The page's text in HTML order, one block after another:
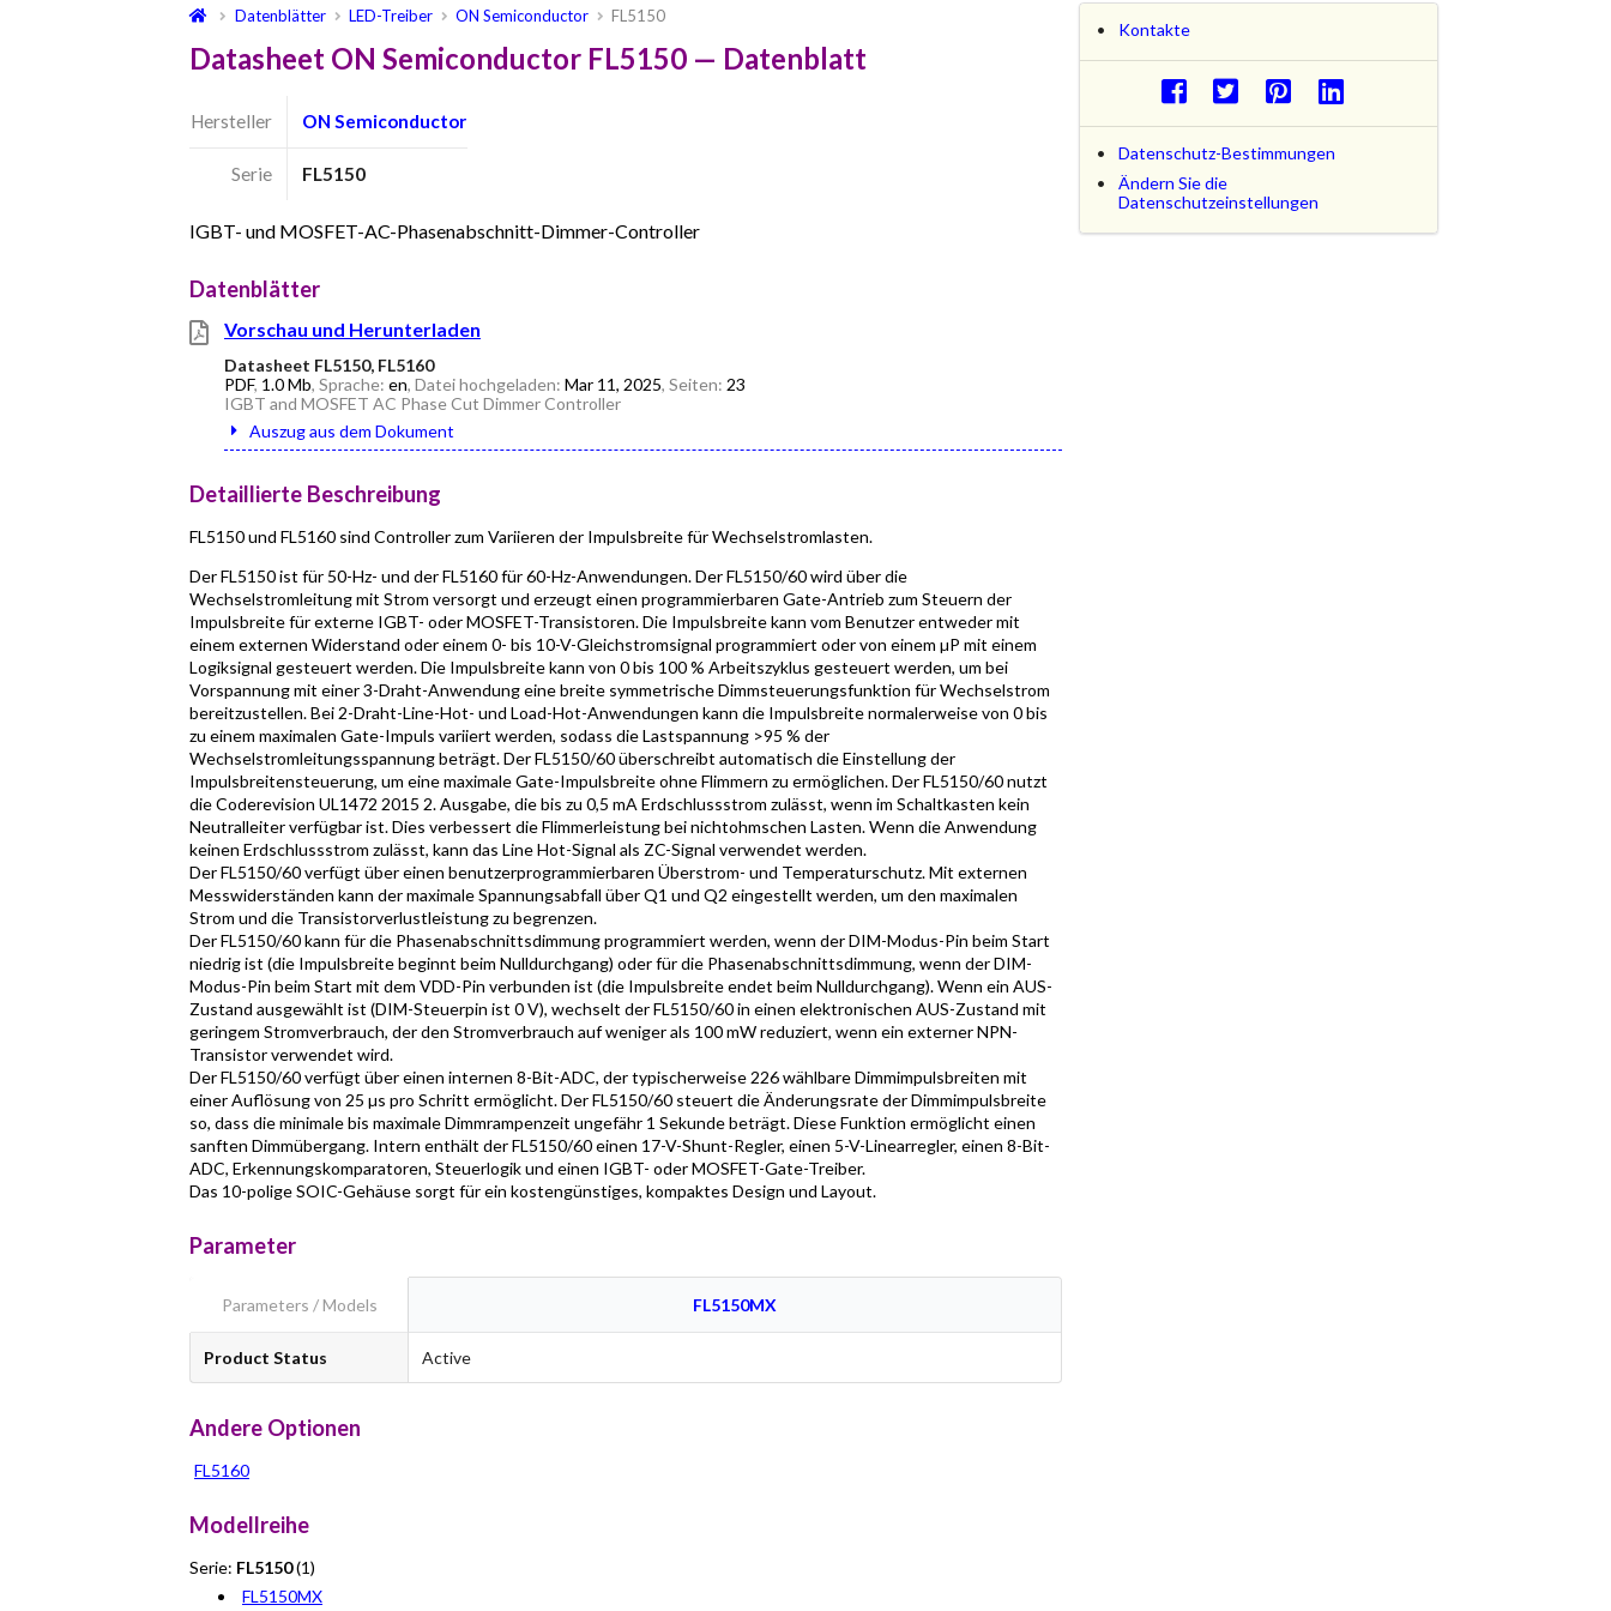
Datenblätter LED-Treiber ON Semiconductor FL5150
Datasheet ON Semiconductor FL5150 — Datenblatt
Hersteller ON Semiconductor
Serie FL5150
IGBT- und MOSFET-AC-Phasenabschnitt-Dimmer-Controller
Datenblätter
Vorschau und Herunterladen
Datasheet FL5150, FL5160
PDF, 1.0 Mb, Sprache: en, Datei hochgeladen: Mar 11, 2025, Seiten: 23
IGBT and MOSFET AC Phase Cut Dimmer Controller
Auszug aus dem Dokument
Detaillierte Beschreibung
FL5150 und FL5160 sind Controller zum Variieren der Impulsbreite für Wechselstromlasten.
Der FL5150 ist für 50-Hz- und der FL5160 für 60-Hz-Anwendungen. Der FL5150/60 wird über die
Wechselstromleitung mit Strom versorgt und erzeugt einen programmierbaren Gate-Antrieb zum Steuern der
Impulsbreite für externe IGBT- oder MOSFET-Transistoren. Die Impulsbreite kann vom Benutzer entweder mit
einem externen Widerstand oder einem 0- bis 10-V-Gleichstromsignal programmiert oder von einem µP mit einem
Logiksignal gesteuert werden. Die Impulsbreite kann von 0 bis 100 % Arbeitszyklus gesteuert werden, um bei
Vorspannung mit einer 3-Draht-Anwendung eine breite symmetrische Dimmsteuerungsfunktion für Wechselstrom
bereitzustellen. Bei 2-Draht-Line-Hot- und Load-Hot-Anwendungen kann die Impulsbreite normalerweise von 0 bis
zu einem maximalen Gate-Impuls variiert werden, sodass die Lastspannung >95 % der
Wechselstromleitungsspannung beträgt. Der FL5150/60 überschreibt automatisch die Einstellung der
Impulsbreitensteuerung, um eine maximale Gate-Impulsbreite ohne Flimmern zu ermöglichen. Der FL5150/60 nutzt
die Coderevision UL1472 2015 2. Ausgabe, die bis zu 0,5 mA Erdschlussstrom zulässt, wenn im Schaltkasten kein
Neutralleiter verfügbar ist. Dies verbessert die Flimmerleistung bei nichtohmschen Lasten. Wenn die Anwendung
keinen Erdschlussstrom zulässt, kann das Line Hot-Signal als ZC-Signal verwendet werden.
Der FL5150/60 verfügt über einen benutzerprogrammierbaren Überstrom- und Temperaturschutz. Mit externen
Messwiderständen kann der maximale Spannungsabfall über Q1 und Q2 eingestellt werden, um den maximalen
Strom und die Transistorverlustleistung zu begrenzen.
Der FL5150/60 kann für die Phasenabschnittsdimmung programmiert werden, wenn der DIM-Modus-Pin beim Start
niedrig ist (die Impulsbreite beginnt beim Nulldurchgang) oder für die Phasenabschnittsdimmung, wenn der DIM-
Modus-Pin beim Start mit dem VDD-Pin verbunden ist (die Impulsbreite endet beim Nulldurchgang). Wenn ein AUS-
Zustand ausgewählt ist (DIM-Steuerpin ist 0 V), wechselt der FL5150/60 in einen elektronischen AUS-Zustand mit
geringem Stromverbrauch, der den Stromverbrauch auf weniger als 100 mW reduziert, wenn ein externer NPN-
Transistor verwendet wird.
Der FL5150/60 verfügt über einen internen 8-Bit-ADC, der typischerweise 226 wählbare Dimmimpulsbreiten mit
einer Auflösung von 25 µs pro Schritt ermöglicht. Der FL5150/60 steuert die Änderungsrate der Dimmimpulsbreite
so, dass die minimale bis maximale Dimmrampenzeit ungefähr 1 Sekunde beträgt. Diese Funktion ermöglicht einen
sanften Dimmübergang. Intern enthält der FL5150/60 einen 17-V-Shunt-Regler, einen 5-V-Linearregler, einen 8-Bit-
ADC, Erkennungskomparatoren, Steuerlogik und einen IGBT- oder MOSFET-Gate-Treiber.
Das 10-polige SOIC-Gehäuse sorgt für ein kostengünstiges, kompaktes Design und Layout.
Parameter
Parameters / Models FL5150MX
Product Status Active
Andere Optionen
FL5160
Modellreihe
Serie: FL5150(1)
FL5150MX
Kontakte
Datenschutz-Bestimmungen
Ändern Sie die
Datenschutzeinstellungen